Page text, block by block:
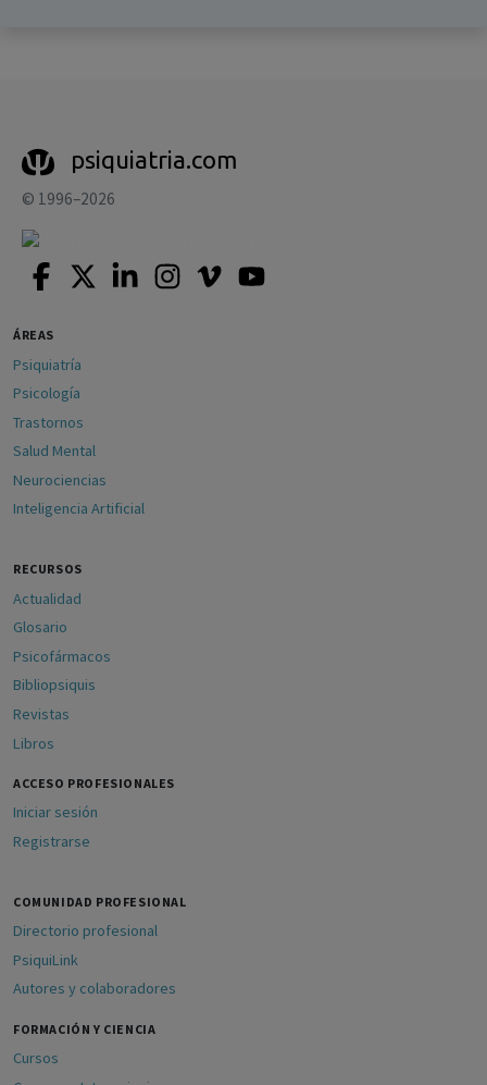
psiquiatria.com
© 1996–2026
ÁREAS
Psiquiatría
Psicología
Trastornos
Salud Mental
Neurociencias
Inteligencia Artificial
RECURSOS
Actualidad
Glosario
Psicofármacos
Bibliopsiquis
Revistas
Libros
ACCESO PROFESIONALES
Iniciar sesión
Registrarse
COMUNIDAD PROFESIONAL
Directorio profesional
PsiquiLink
Autores y colaboradores
FORMACIÓN Y CIENCIA
Cursos